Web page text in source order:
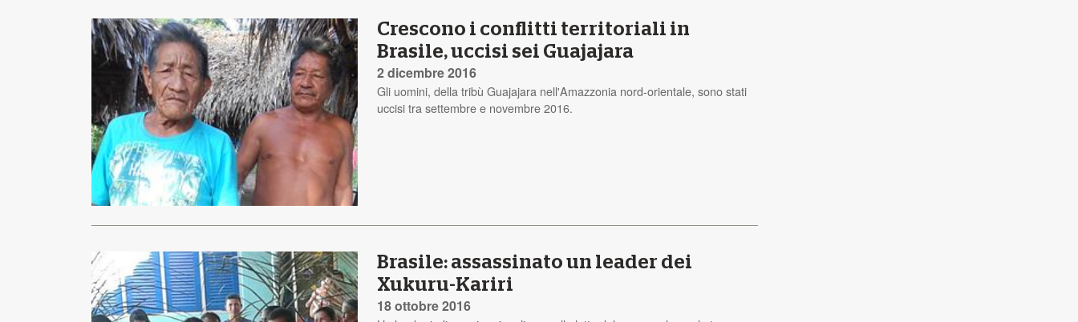
Crescono i conflitti territoriali in
Brasile, uccisi sei Guajajara
2 dicembre 2016
Gli uomini, della tribù Guajajara nell'Amazzonia nord-orientale, sono stati
uccisi tra settembre e novembre 2016.
Brasile: assassinato un leader dei
Xukuru-Kariri
18 ottobre 2016